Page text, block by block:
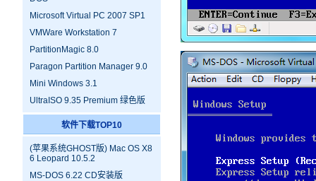
Microsoft Virtual PC 2007 SP1
VMWare Workstation 7
PartitionMagic 8.0
Paragon Partition Manager 9.0
Mini Windows 3.1
UltraISO 9.35 Premium 绿色版
软件下载TOP10
(苹果系统GHOST版) Mac OS X8
6 Leopard 10.5.2
MS-DOS 6.22 CD安装版